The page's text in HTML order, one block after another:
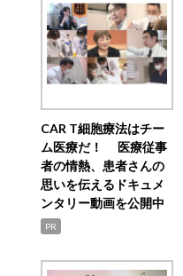
CAR T細胞療法はチー
ム医療だ！ 医療従事
者の情熱、患者さんの
思いを伝えるドキュメ
ンタリー動画を公開中
PR